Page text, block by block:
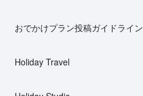
おでかけプラン投稿ガイドライン
Holiday Travel